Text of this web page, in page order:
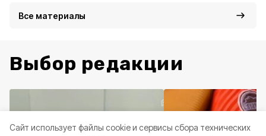
Cайт использует файлы cookie и сервисы сбора технических
Все материалы
Выбор редакции